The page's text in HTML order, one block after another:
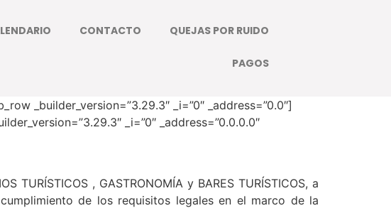
CONTACTO QUEJAS POR RUIDO
PAGOS
_builder_version=”3.29.3″ _i=”0″ _address=”0.0″]
_i=”0″ _address=”0.0.0.0″
TURÍSTICOS , GASTRONOMÍA y BARES TURÍSTICOS, a
de los requisitos legales en el marco de la